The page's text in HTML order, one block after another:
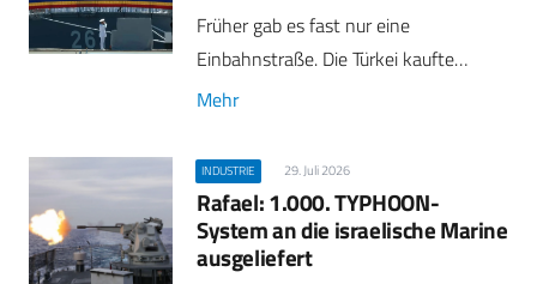
Früher gab es fast nur eine
Einbahnstraße. Die Türkei kaufte…
Mehr
INDUSTRIE 29. Juli 2026
Rafael: 1.000. TYPHOON-
System an die israelische Marine
ausgeliefert